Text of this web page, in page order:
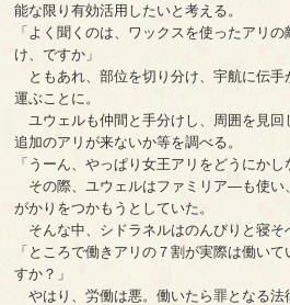
能な限り有効活用したいと考える。
「よく聞くのは、ワックスを使ったアリ
け、ですか」
ともあれ、部位を切り分け、宇航に伝手
運ぶことに。
ユウェルも仲間と手分けし、周囲を見回
追加のアリが来ないか等を調べる。
「うーん、やっぱり女王アリをどうにかし
その際、ユウェルはファミリア―も使い
がかりをつかもうとしていた。
そんな中、シドラネルはのんびりと寝そ
「ところで働きアリの７割が実際は働い
すか？」
やはり、労働は悪。働いたら罪となる法